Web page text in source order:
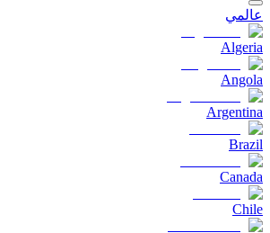
عالمي
Algeria
Angola
Argentina
Brazil
Canada
Chile